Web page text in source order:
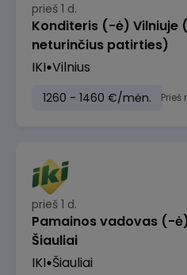
prieš 1 d.
Konditeris (-ė) Vilniuje
neturinčius patirties)
IKI Vilnius
1260 - 1460 €/mėn.
prieš 1 d.
Pamainos vadovas (-
Šiauliai
IKI Šiauliai